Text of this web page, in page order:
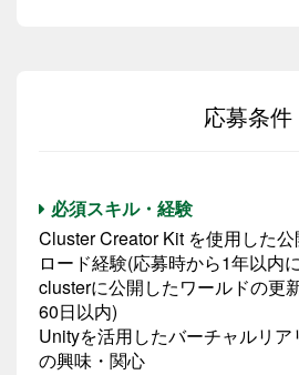
応募条件
必須スキル・経験
Cluster Creator Kit を使用した
ロード経験(応募時から1年以内
clusterに公開したワールドの更
60日以内)
Unityを活用したバーチャルリ
の興味・関心